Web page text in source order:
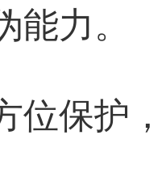
能力。
保护，